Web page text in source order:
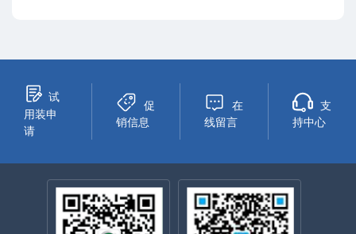
试
用装申
请
促
销信息
在
线留言
支
持中心